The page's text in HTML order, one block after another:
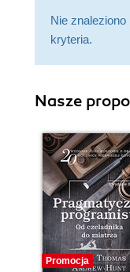
Nie
kryteria.
Nasze
Promocja